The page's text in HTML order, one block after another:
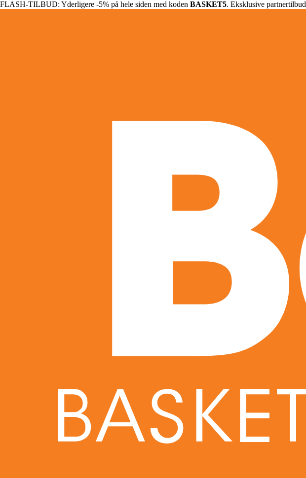
FLASH-TILBUD: Yderligere -5% på hele siden med koden BASKET5. Eksklusive partnertilbud